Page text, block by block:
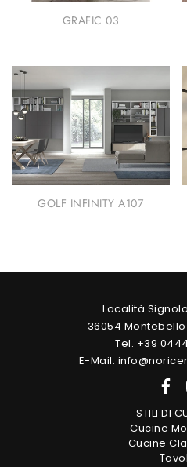
GRAFIC 03
GOLF INFINITY A107
Località
36054
Tel. +39
E-Mail.
STILI DI
Cucine
Cucine